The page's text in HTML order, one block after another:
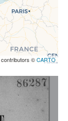
contributors ©CARTO